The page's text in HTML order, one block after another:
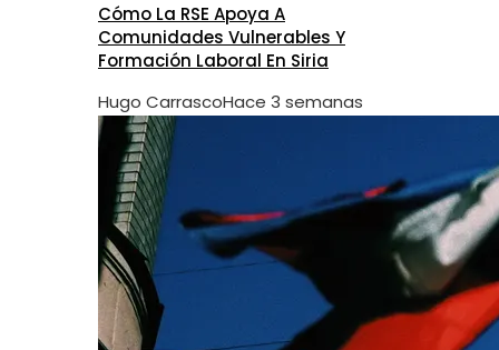
Cómo La RSE Apoya A
Comunidades Vulnerables Y
Formación Laboral En Siria
Hugo CarrascoHace 3 semanas